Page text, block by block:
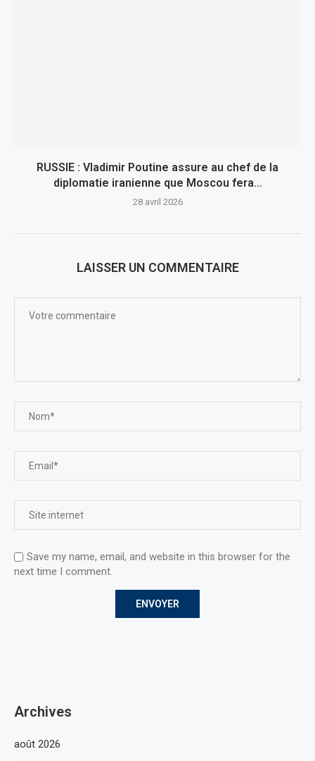
RUSSIE : Vladimir Poutine assure au chef de la
diplomatie iranienne que Moscou fera...
28 avril 2026
LAISSER UN COMMENTAIRE
Save my name, email, and website in this browser for the
next time I comment.
Archives
août 2026